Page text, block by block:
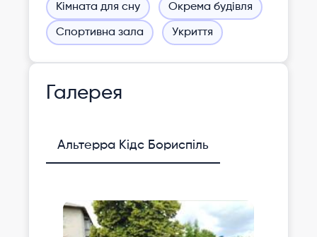
Кімната для сну Окрема будівля
Спортивна зала Укриття
Галерея
Альтерра Кідс Бориспіль